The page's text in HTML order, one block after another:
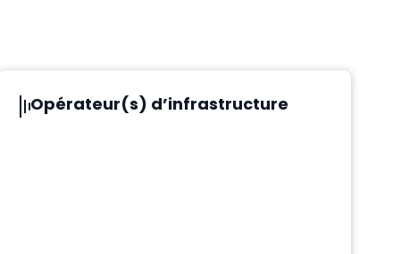
Opérateur(s) d’infrastructure